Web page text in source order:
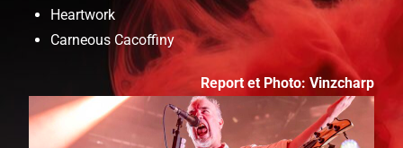
Heartwork
Carneous Cacoffiny
Report et Photo: Vinzcharp